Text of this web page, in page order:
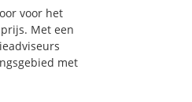
voor het
Met een
met